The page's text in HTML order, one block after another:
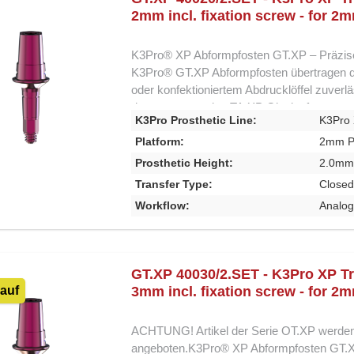
kompatibel mit dem K3Pro XP System
Classic Abdruckpfosten sind weiterhin
2mm incl. fixation screw - for
K3Pro® XP Abformpfosten GT.XP –
K3Pro® GT.XP Abformpfosten übertragen
oder konfektioniertem Abdrucklöffel
das zuvor von den TA.XP Gingivaformern
über Schleimhauthöhe und
des Abutments deutlich erleichtert,
Knochenprofilschraube. Die GT.XP
Gingivaformer erhältlich, sodass auch bei
ausgeheilte Hart- und
Abformkappen geliefert, die nur in zwei
Präzise Übertragung des
subkrestaler Implantatposition
Rotationssicherung Ideal für distale
mit maximal 10 Ncm Lieferung inkl.
optimale Laborübertragung und
K3Pro Prosthetic Line:
K3Pro
Platform:
2mm
Prosthetic Height:
2.0mm
Transfer Type:
Workflow:
Analog
GT.XP 40030/2.SET - K3Pro XP
3mm incl. fixation screw - for
ACHTUNG! Artikel der Serie OT.XP
angeboten.K3Pro® XP Abformpfosten